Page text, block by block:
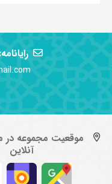
موقعیت مجموعه در
آنلاین